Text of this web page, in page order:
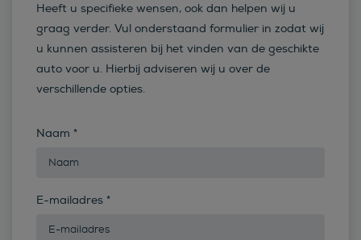
Heeft u specifieke wensen, ook dan helpen wij u
graag verder. Vul onderstaand formulier in zodat wij
u kunnen assisteren bij het vinden van de geschikte
auto voor u. Hierbij adviseren wij u over de
verschillende opties.
Naam *
E-mailadres *